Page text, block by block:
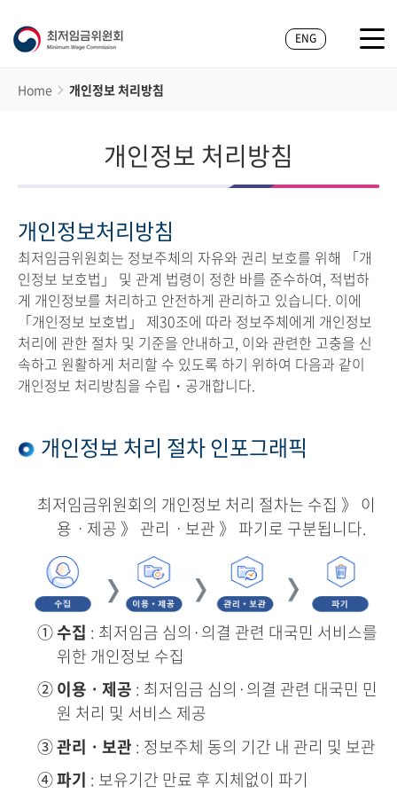
ENG
Home 개인정보 처리방침
개인정보 처리방침
개인정보처리방침
최저임금위원회는 정보주체의 자유와 권리 보호를 위해 「개
인정보 보호법」 및 관계 법령이 정한 바를 준수하여, 적법하
게 개인정보를 처리하고 안전하게 관리하고 있습니다. 이에
「개인정보 보호법」 제30조에 따라 정보주체에게 개인정보
처리에 관한 절차 및 기준을 안내하고, 이와 관련한 고충을 신
속하고 원활하게 처리할 수 있도록 하기 위하여 다음과 같이
개인정보 처리방침을 수립・공개합니다.
개인정보 처리 절차 인포그래픽
최저임금위원회의 개인정보 처리 절차는 수집 》 이
용ㆍ제공 》 관리ㆍ보관 》 파기로 구분됩니다.
①수집 : 최저임금 심의·의결 관련 대국민 서비스를
위한 개인정보 수집
② 이용ㆍ제공 : 최저임금 심의·의결 관련 대국민 민
원 처리 및 서비스 제공
③관리ㆍ보관 : 정보주체 동의 기간 내 관리 및 보관
④파기 : 보유기간 만료 후 지체없이 파기